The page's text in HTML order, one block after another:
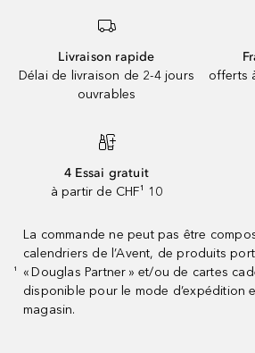
Livraison rapide
Délai de livraison de 2-4 jours
ouvrables
offerts
4 Essai gratuit
à partir de CHF¹ 10
¹
La commande ne peut pas être
calendriers de l’Avent, de produits
« Douglas Partner » et/ou de cartes
disponible pour le mode d’expédition
magasin.